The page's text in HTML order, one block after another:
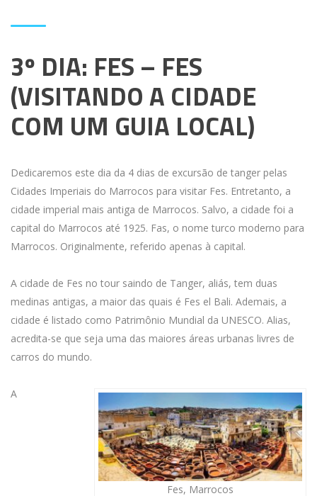
3º DIA: FES – FES
(VISITANDO A CIDADE
COM UM GUIA LOCAL)
Dedicaremos este dia da 4 dias de excursão de tanger pelas
Cidades Imperiais do Marrocos para visitar Fes. Entretanto, a
cidade imperial mais antiga de Marrocos. Salvo, a cidade foi a
capital do Marrocos até 1925. Fas, o nome turco moderno para
Marrocos. Originalmente, referido apenas à capital.
A cidade de Fes no tour saindo de Tanger, aliás, tem duas
medinas antigas, a maior das quais é Fes el Bali. Ademais, a
cidade é listado como Patrimônio Mundial da UNESCO. Alias,
acredita-se que seja uma das maiores áreas urbanas livres de
carros do mundo.
Fes, Marrocos
A